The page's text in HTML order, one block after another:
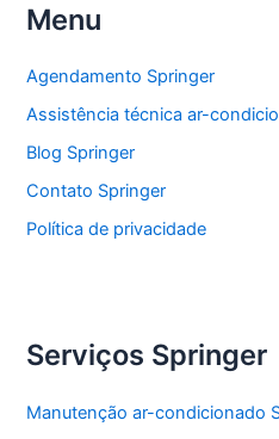
b
o
o
k
p
p
Menu
Agendamento Springer
Assistência técnica ar-
Blog Springer
Contato Springer
Política de privacidade
Serviços Springer
Manutenção ar-condicionado